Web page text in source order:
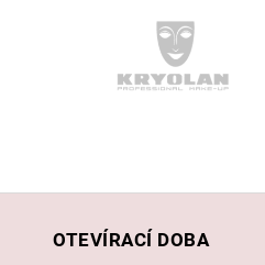
OTEVÍRACÍ DOBA